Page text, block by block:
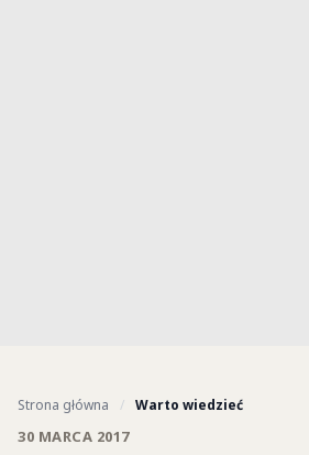
Strona główna / Warto wiedzieć
30 MARCA 2017